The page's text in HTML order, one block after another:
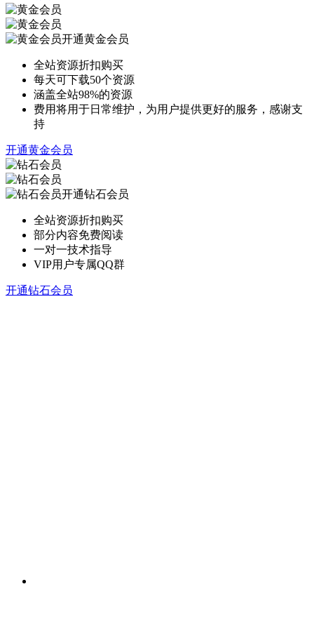
开通黄金会员
全站资源折扣购买
每天可下载50个资源
涵盖全站98%的资源
费用将用于日常维护，为用户提供更好的服务，感谢支
持
开通黄金会员
开通钻石会员
全站资源折扣购买
部分内容免费阅读
一对一技术指导
VIP用户专属QQ群
开通钻石会员